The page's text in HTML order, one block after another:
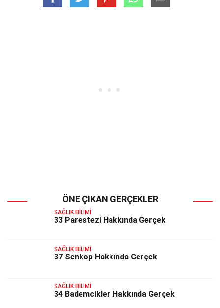
ÖNE ÇIKAN GERÇEKLER
SAĞLIK BILIMI
33 Parestezi Hakkında Gerçek
SAĞLIK BILIMI
37 Senkop Hakkında Gerçek
SAĞLIK BILIMI
34 Bademcikler Hakkında Gerçek